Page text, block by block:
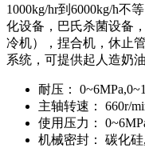
1000kg/hr到6000kg/h不
化设备，巴氏杀菌设备
冷机），捏合机，休止
系统，可提供起人造奶
耐压：
主轴转速：
660r/
使用压力：
机械密封：
碳化